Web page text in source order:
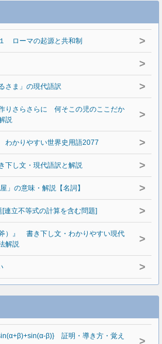
ローマの起源と共和制 >
>
さま」の現代語訳 >
作りさらさらに 何そこの児のここだか
説
>
かりやすい世界史用語2077 >
下し文・現代語訳と解説 >
」の意味・解説【名詞】 >
連立不等式の計算を含む問題] >
斧）』 書き下し文・わかりやすい現代
解説
>
>
β)} 証明・導き方・覚え
>